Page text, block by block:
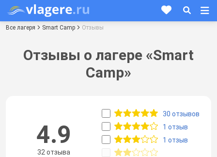
Все лагеря Smart Camp Отзывы
Отзывы о лагере «Smart
Camp»
4.9
32 отзыва
30 отзывов
1 отзыв
1 отзыв